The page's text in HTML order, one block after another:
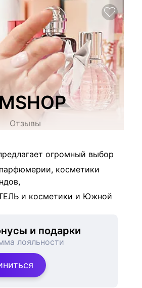
Отзывы
огромный выбор
косметики
и косметики и Южной
и подарки
лояльности